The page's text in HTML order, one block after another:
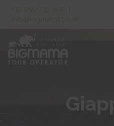
+39 055 035 1441
info@bigmama.travel